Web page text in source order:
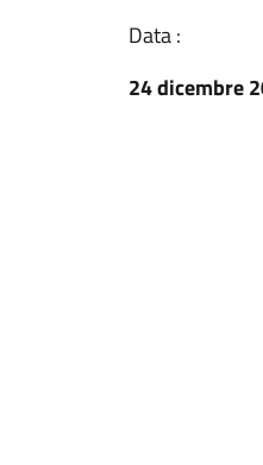
Data :
24 dicembre